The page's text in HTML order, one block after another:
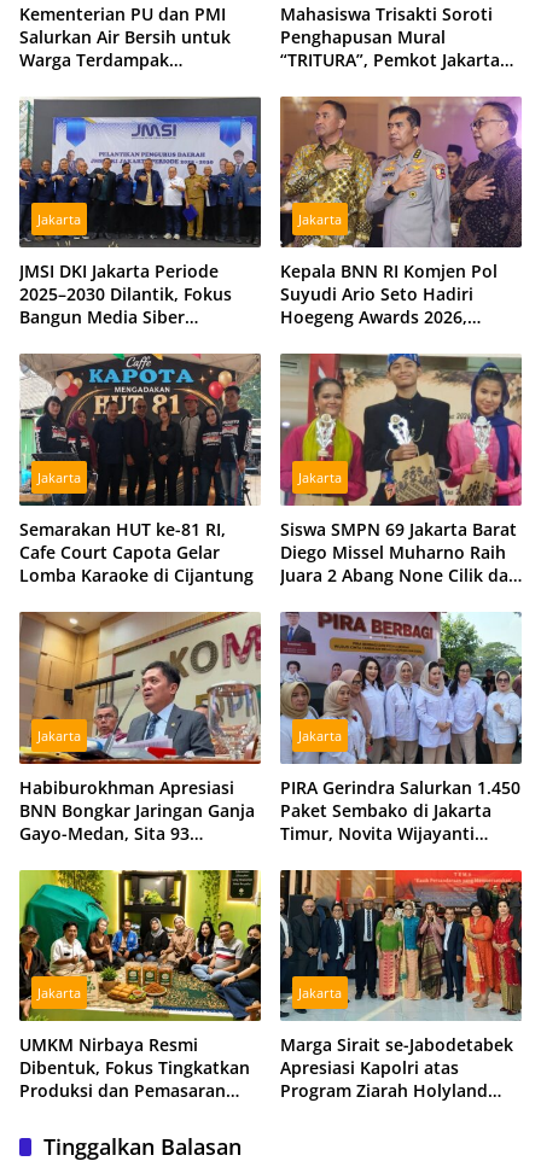
Kementerian PU dan PMI
Salurkan Air Bersih untuk
Warga Terdampak
Tiga Hidran Umum
Disiagakan
Mahasiswa Trisakti Soroti
Penghapusan Mural
“TRITURA”, Pemkot Jakarta
Jakarta
JMSI DKI Jakarta Periode
2025–2030 Dilantik, Fokus
Bangun Media Siber
Jakarta
Kepala BNN RI Komjen Pol
Suyudi Ario Seto Hadiri
Hoegeng Awards 2026,
Sinergi dengan Polri
Jakarta
Semarakan HUT ke-81 RI,
Cafe Court Capota Gelar
Lomba Karaoke di Cijantung
Jakarta
Siswa SMPN 69 Jakarta Barat
Diego Missel Muharno Raih
Juara 2 Abang None Cilik dan
Jakarta
Habiburokhman Apresiasi
BNN Bongkar Jaringan Ganja
Gayo-Medan, Sita 93
Jakarta
PIRA Gerindra Salurkan 1.450
Paket Sembako di Jakarta
Timur, Novita Wijayanti
Prabowo
Jakarta
UMKM Nirbaya Resmi
Dibentuk, Fokus Tingkatkan
Produksi dan Pemasaran
Jakarta
Marga Sirait se-Jabodetabek
Apresiasi Kapolri atas
Program Ziarah Holyland
Tinggalkan Balasan